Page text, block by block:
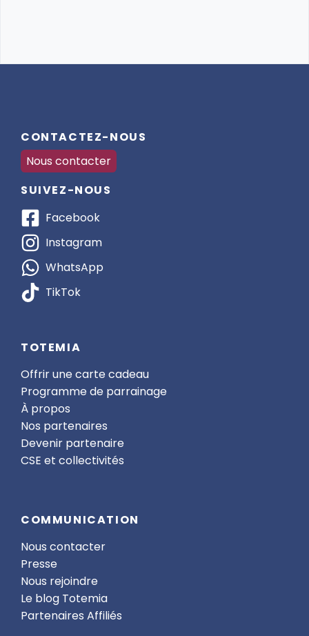
CONTACTEZ-NOUS
Nous contacter
SUIVEZ-NOUS
Facebook
Instagram
WhatsApp
TikTok
TOTEMIA
Offrir une carte cadeau
Programme de parrainage
À propos
Nos partenaires
Devenir partenaire
CSE et collectivités
COMMUNICATION
Nous contacter
Presse
Nous rejoindre
Le blog Totemia
Partenaires Affiliés